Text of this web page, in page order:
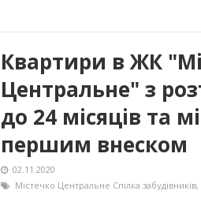
Квартири в ЖК
Центральне" з
до 24 місяців та
першим внеском
02.11.2020
Містечко Центральне Спілка забудівників,